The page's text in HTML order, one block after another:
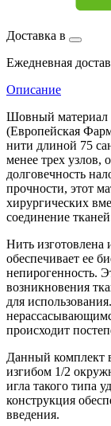
Доставка в
Ежедневная
Описание
Шовный материал
(Европейская
нити длиной 75
менее трех узлов,
долговечность
прочности, этот
хирургических
соединение
Нить
обеспечивает ее
непирогенность.
возникновения
для
происходит
Данный комплект
изгибом 1/2
игла такого типа
конструкция
введения.